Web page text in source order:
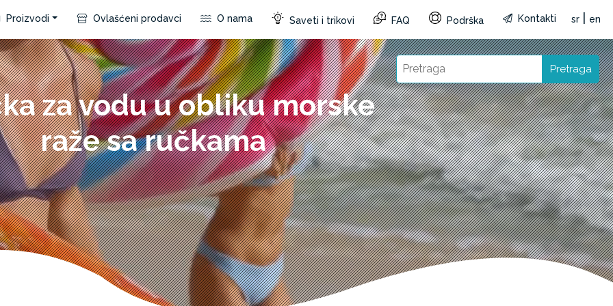
Proizvodi Ovlašćeni prodavci O nama Saveti i trikovi FAQ Podrška Kontakti sr en
Pretraga
za vodu u obliku morske
raže sa ručkama